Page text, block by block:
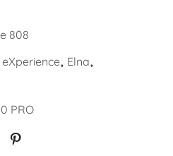
808
, Elna,
PRO